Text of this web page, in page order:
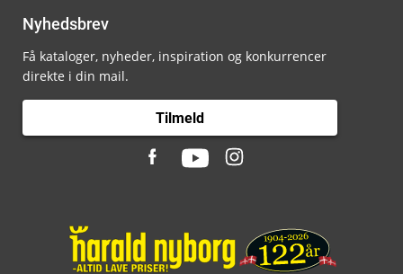
Nyhedsbrev
Få kataloger, nyheder, inspiration og konkurrencer
direkte i din mail.
Tilmeld